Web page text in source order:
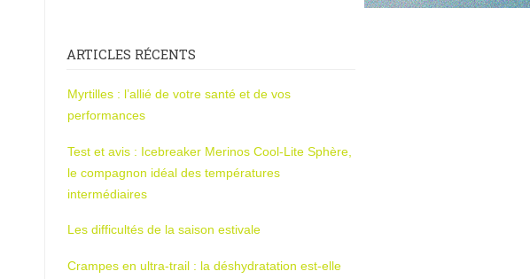
ARTICLES RÉCENTS
Myrtilles : l’allié de votre santé et de vos
performances
Test et avis : Icebreaker Merinos Cool-Lite Sphère,
le compagnon idéal des températures
intermédiaires
Les difficultés de la saison estivale
Crampes en ultra-trail : la déshydratation est-elle